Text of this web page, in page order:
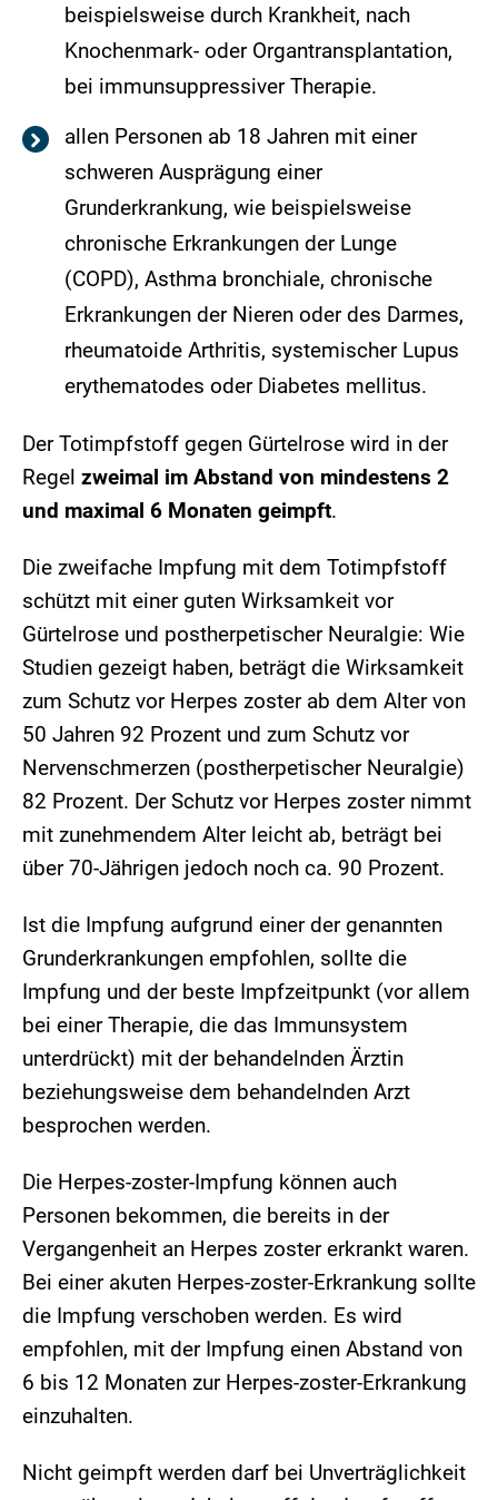
beispielsweise durch Krankheit, nach
Knochenmark- oder Organtransplantation,
bei immunsuppressiver Therapie.
allen Personen ab 18 Jahren mit einer
schweren Ausprägung einer
Grunderkrankung, wie beispielsweise
chronische Erkrankungen der Lunge
(COPD), Asthma bronchiale, chronische
Erkrankungen der Nieren oder des Darmes,
rheumatoide Arthritis, systemischer Lupus
erythematodes oder Diabetes mellitus.
Der Totimpfstoff gegen Gürtelrose wird in der
Regel zweimal im Abstand von mindestens 2
und maximal 6 Monaten geimpft.
Die zweifache Impfung mit dem Totimpfstoff
schützt mit einer guten Wirksamkeit vor
Gürtelrose und postherpetischer Neuralgie: Wie
Studien gezeigt haben, beträgt die Wirksamkeit
zum Schutz vor Herpes zoster ab dem Alter von
50 Jahren 92 Prozent und zum Schutz vor
Nervenschmerzen (postherpetischer Neuralgie)
82 Prozent. Der Schutz vor Herpes zoster nimmt
mit zunehmendem Alter leicht ab, beträgt bei
über 70-Jährigen jedoch noch ca. 90 Prozent.
Ist die Impfung aufgrund einer der genannten
Grunderkrankungen empfohlen, sollte die
Impfung und der beste Impfzeitpunkt (vor allem
bei einer Therapie, die das Immunsystem
unterdrückt) mit der behandelnden Ärztin
beziehungsweise dem behandelnden Arzt
besprochen werden.
Die Herpes-zoster-Impfung können auch
Personen bekommen, die bereits in der
Vergangenheit an Herpes zoster erkrankt waren.
Bei einer akuten Herpes-zoster-Erkrankung sollte
die Impfung verschoben werden. Es wird
empfohlen, mit der Impfung einen Abstand von
6 bis 12 Monaten zur Herpes-zoster-Erkrankung
einzuhalten.
Nicht geimpft werden darf bei Unverträglichkeit